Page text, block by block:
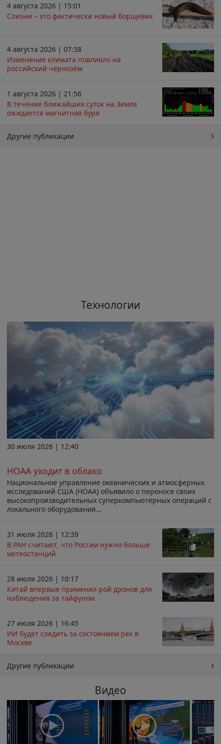
4 августа 2026 | 15:01
Слизни – это фактически новый борщевик
4 августа 2026 | 07:38
Изменение климата повлияло на
российский чернозём
1 августа 2026 | 21:56
В течение ближайших суток на Земле
ожидается магнитная буря
Другие публикации
Технологии
30 июля 2026 | 12:40
НОАА уходит в облако
Национальное управление океанических и атмосферных
исследований США (НОАА) объявило о переносе своих
высокопроизводительных суперкомпьютерных операций с
локального оборудования...
31 июля 2026 | 12:39
В РАН считают, что России нужно больше
метеостанций
28 июля 2026 | 10:17
Китай впервые применил рой дронов для
наблюдения за тайфуном
27 июля 2026 | 16:45
ИИ будет следить за состоянием рек в
Москве
Другие публикации
Видео